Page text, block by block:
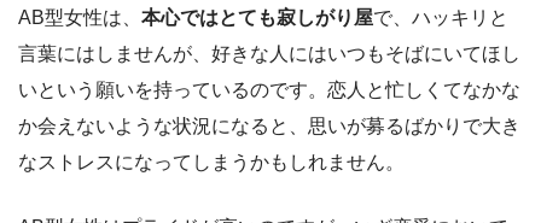
AB型女性は、 本心ではとても寂しがり屋で、ハッキリと
言葉にはしませんが、好きな人にはいつもそばにいてほし
いという願いを持っているのです。恋人と忙しくてなかな
か会えないような状況になると、思いが募るばかりで大き
なストレスになってしまうかもしれません。